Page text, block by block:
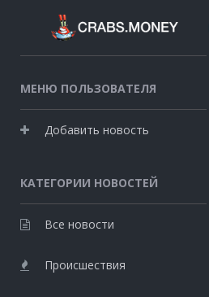
МЕНЮ ПОЛЬЗОВАТЕЛЯ
Добавить новость
КАТЕГОРИИ НОВОСТЕЙ
Все новости
Происшествия